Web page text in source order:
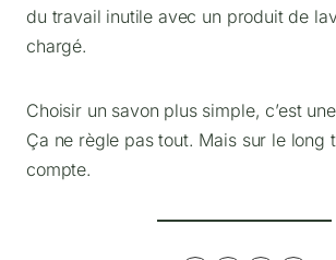
du travail inutile avec un produit de
chargé.
Choisir un savon plus simple, c’est
Ça ne règle pas tout. Mais sur le long
compte.